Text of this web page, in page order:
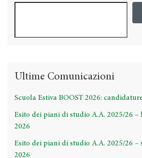
Ultime Comunicazioni
Scuola Estiva BOOST 2026:
Esito dei piani di studio A.A. 2025/26 –
2026
Esito dei piani di studio A.A. 2025/26 –
2026